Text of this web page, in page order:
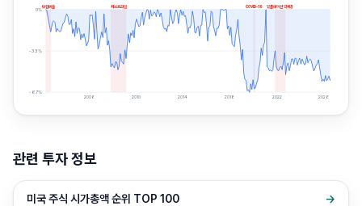
닷컴버블 서브프라임 COVID-19 인플레이션 약세장
0%
-33%
-67%
2006 2010 2014 2018 2022 2026
관련 투자 정보
미국 주식 시가총액 순위 TOP 100 →